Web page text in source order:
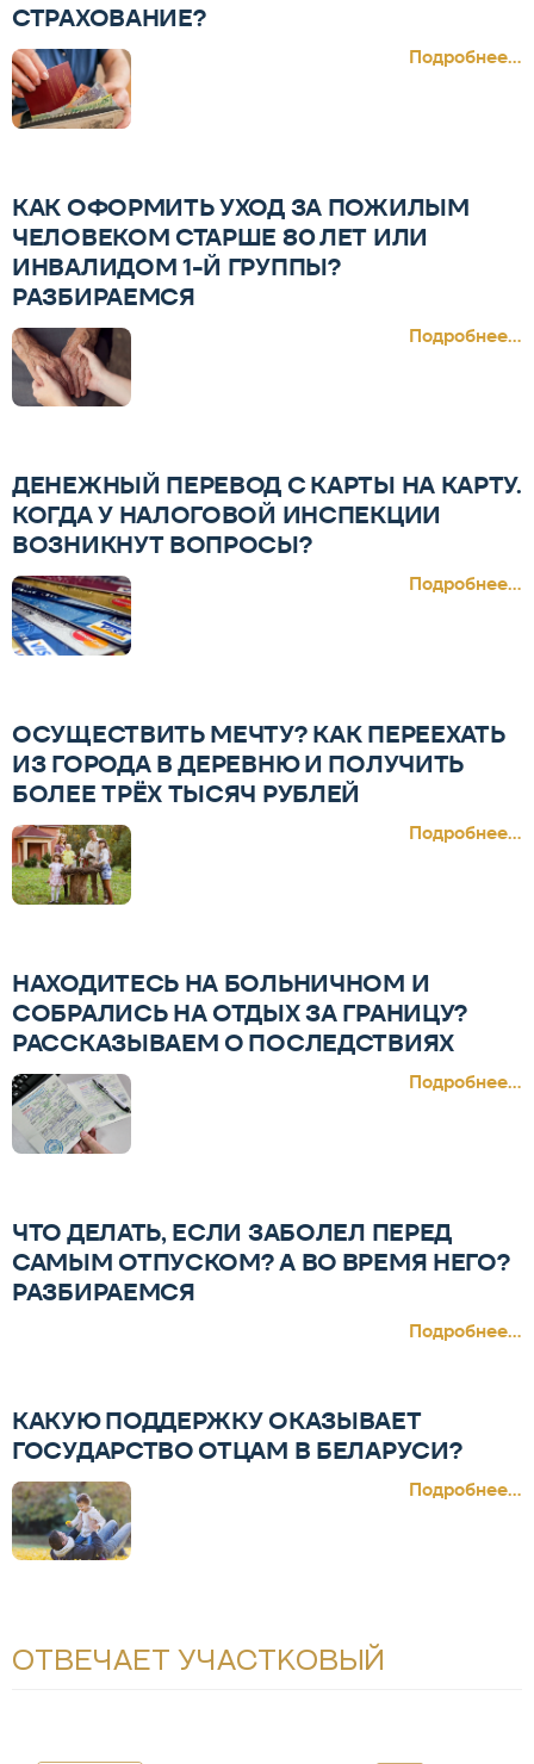
СТРАХОВАНИЕ?
Подробнее...
КАК ОФОРМИТЬ УХОД ЗА ПОЖИЛЫМ
ЧЕЛОВЕКОМ СТАРШЕ 80 ЛЕТ ИЛИ
ИНВАЛИДОМ 1-Й ГРУППЫ?
РАЗБИРАЕМСЯ
Подробнее...
ДЕНЕЖНЫЙ ПЕРЕВОД С КАРТЫ НА КАРТУ.
КОГДА У НАЛОГОВОЙ ИНСПЕКЦИИ
ВОЗНИКНУТ ВОПРОСЫ?
Подробнее...
ОСУЩЕСТВИТЬ МЕЧТУ? КАК ПЕРЕЕХАТЬ
ИЗ ГОРОДА В ДЕРЕВНЮ И ПОЛУЧИТЬ
БОЛЕЕ ТРЁХ ТЫСЯЧ РУБЛЕЙ
Подробнее...
НАХОДИТЕСЬ НА БОЛЬНИЧНОМ И
СОБРАЛИСЬ НА ОТДЫХ ЗА ГРАНИЦУ?
РАССКАЗЫВАЕМ О ПОСЛЕДСТВИЯХ
Подробнее...
ЧТО ДЕЛАТЬ, ЕСЛИ ЗАБОЛЕЛ ПЕРЕД
САМЫМ ОТПУСКОМ? А ВО ВРЕМЯ НЕГО?
РАЗБИРАЕМСЯ
Подробнее...
КАКУЮ ПОДДЕРЖКУ ОКАЗЫВАЕТ
ГОСУДАРСТВО ОТЦАМ В БЕЛАРУСИ?
Подробнее...
ОТВЕЧАЕТ УЧАСТКОВЫЙ